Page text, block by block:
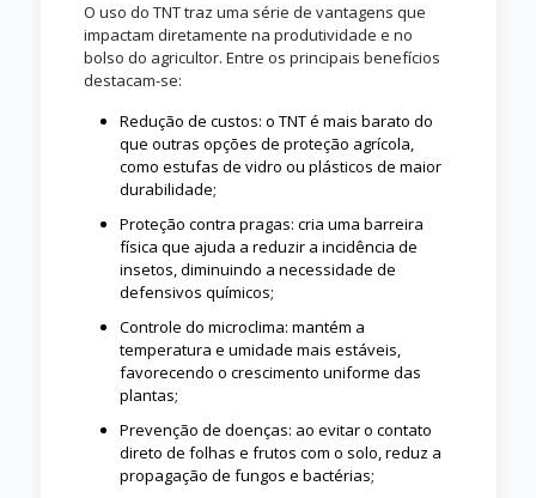
O uso do TNT traz uma série de vantagens que
impactam diretamente na produtividade e no
bolso do agricultor. Entre os principais benefícios
destacam-se:
Redução de custos: o TNT é mais barato do
que outras opções de proteção agrícola,
como estufas de vidro ou plásticos de maior
durabilidade;
Proteção contra pragas: cria uma barreira
física que ajuda a reduzir a incidência de
insetos, diminuindo a necessidade de
defensivos químicos;
Controle do microclima: mantém a
temperatura e umidade mais estáveis,
favorecendo o crescimento uniforme das
plantas;
Prevenção de doenças: ao evitar o contato
direto de folhas e frutos com o solo, reduz a
propagação de fungos e bactérias;